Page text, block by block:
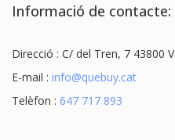
Informació de contacte:
Direcció : C/ del Tren, 7 43800
E-mail : info@quebuy.cat
Telèfon : 647 717 893